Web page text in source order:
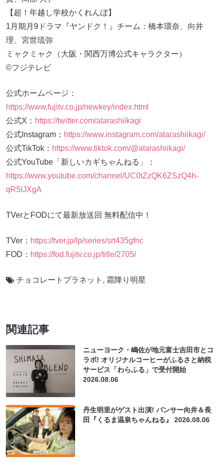
【超！年越し学校かくれんぼ】
1月期月9ドラマ『ヤンドク！』チーム：橋本環奈、向井
理、宮世琉弥
ミャクミャク（大阪・関西万博公式キャラクター）
©フジテレビ
公式ホームページ：
https://www.fujitv.co.jp/newkey/index.html
公式X： https://twitter.com/atarashiikagi
公式Instagram： https://www.instagram.com/atarashiikagi/
公式TikTok： https://www.tiktok.com/@atarashiikagi/
公式YouTube「新しいカギちゃんねる」：
https://www.youtube.com/channel/UC0tZzQK6ZSzQ4h-
qR5lJXgA
TVerとFODにて最新放送回 無料配信中！
TVer： https://tver.jp/lp/series/srt435gfnc
FOD： https://fod.fujitv.co.jp/title/2705/
チョコレートプラネット , 霜降り明星
関連記事
ニューヨーク・嶋佐が地元富士吉田市とコ
ラボ! オリジナルコーヒーがふるさと納税
サービス「わらふる」で受付開始
2026.08.06
丹生明里がゲスト出演! パンサー向井＆長
田『くるま温泉ちゃんねる』2026.08.06